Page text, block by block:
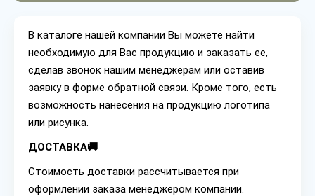
В каталоге нашей компании Вы можете найти
необходимую для Вас продукцию и заказать ее,
сделав звонок нашим менеджерам или оставив
заявку в форме обратной связи. Кроме того, есть
возможность нанесения на продукцию логотипа
или рисунка.
ДОСТАВКА🚚
Стоимость доставки рассчитывается при
оформлении заказа менеджером компании.